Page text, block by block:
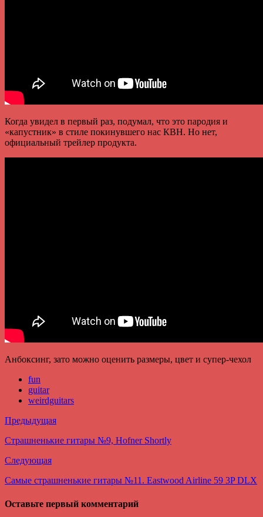
Когда увидел в первый раз, подумал, что это пародия и
«капустник» в стиле покинувшего нас КВН. Но нет,
официальный трейлер продукта.
Анбоксинг, зато можно оценить размеры, цвет и супер-чехол
fun
guitar
weirdguitars
Предыдущая
Страшненькие гитары №9, Hofner Shortly
Следующая
Самые страшненькие гитары №11. Eastwood Airline 59 3P DLX
Оставьте первый комментарий